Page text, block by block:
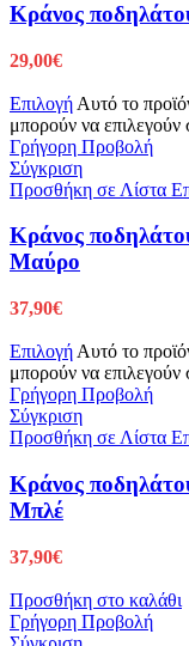
Κράνος
29,00€
Επιλογή Αυτό το
μπορούν να επιλεγούν
Γρήγορη Προβολή
Σύγκριση
Προσθήκη σε Λίστα
Κράνος
Μαύρο
37,90€
Επιλογή Αυτό το
μπορούν να επιλεγούν
Γρήγορη Προβολή
Σύγκριση
Προσθήκη σε Λίστα
Κράνος
Μπλέ
37,90€
Προσθήκη στο καλάθι
Γρήγορη Προβολή